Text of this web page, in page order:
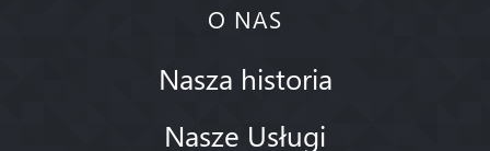
O NAS
Nasza historia
Nasze Usługi